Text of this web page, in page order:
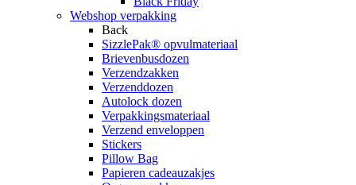
Webshop verpakking
Back
SizzlePak® opvulmateriaal
Brievenbusdozen
Verzendzakken
Verzenddozen
Autolock dozen
Verpakkingsmateriaal
Verzend enveloppen
Stickers
Pillow Bag
Papieren cadeauzakjes